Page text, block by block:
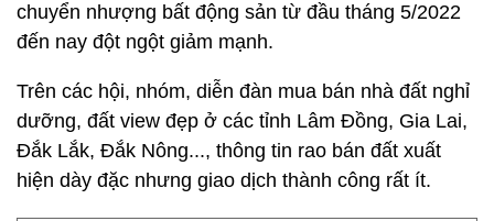
chuyển nhượng bất động sản từ đầu tháng 5/2022
đến nay đột ngột giảm mạnh.
Trên các hội, nhóm, diễn đàn mua bán nhà đất nghỉ
dưỡng, đất view đẹp ở các tỉnh Lâm Đồng, Gia Lai,
Đắk Lắk, Đắk Nông..., thông tin rao bán đất xuất
hiện dày đặc nhưng giao dịch thành công rất ít.